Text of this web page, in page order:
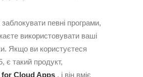
заблокувати певні програми,
використовувати ваші
Якщо ви користуєтеся
є такий продукт,
for Cloud Apps , і він вміє